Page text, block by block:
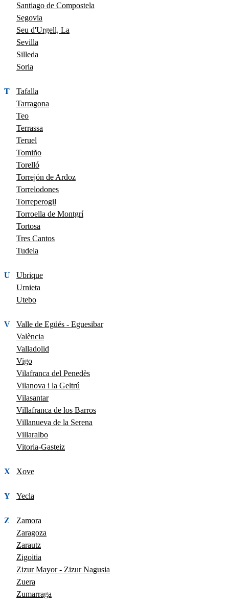
Santiago de Compostela
Segovia
Seu d'Urgell, La
Sevilla
Silleda
Soria
T
Tafalla
Tarragona
Teo
Terrassa
Teruel
Tomiño
Torelló
Torrejón de Ardoz
Torrelodones
Torreperogil
Torroella de Montgrí
Tortosa
Tres Cantos
Tudela
U
Ubrique
Urnieta
Utebo
V
Valle de Egüés - Eguesibar
València
Valladolid
Vigo
Vilafranca del Penedès
Vilanova i la Geltrú
Vilasantar
Villafranca de los Barros
Villanueva de la Serena
Villaralbo
Vitoria-Gasteiz
X Xove
Y Yecla
Z
Zamora
Zaragoza
Zarautz
Zigoitia
Zizur Mayor - Zizur Nagusia
Zuera
Zumarraga